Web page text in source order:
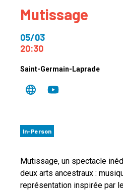
Mutissage
05/03
20:30
Saint-Germain-Laprade
In-Person
Mutissage, un spectacle
deux arts ancestraux :
représentation inspirée par